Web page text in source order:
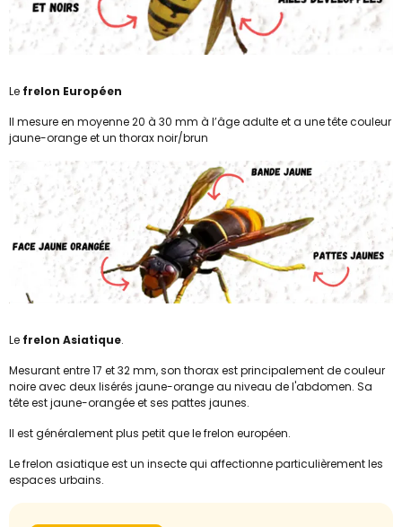
Le frelon Européen
Il mesure en moyenne 20 à 30 mm à l’âge adulte et a une tête couleur
jaune-orange et un thorax noir/brun
Le frelon Asiatique.
Mesurant entre 17 et 32 mm, son thorax est principalement de couleur
noire avec deux lisérés jaune-orange au niveau de l'abdomen. Sa
tête est jaune-orangée et ses pattes jaunes.
Il est généralement plus petit que le frelon européen.
Le frelon asiatique est un insecte qui affectionne particulièrement les
espaces urbains.